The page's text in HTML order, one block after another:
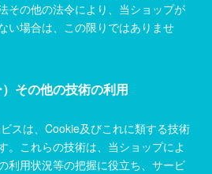
その他の法令により、当ショップが
い場合は、この限りではありませ
その他の技術の利用
スは、Cookie及びこれに類する技術
。これらの技術は、当ショップによ
利用状況等の把握に役立ち、サービ